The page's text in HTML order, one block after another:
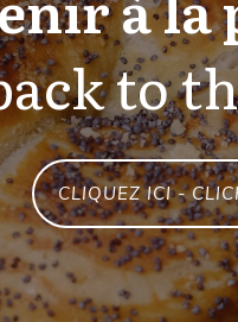
to
CLIQUEZ ICI -